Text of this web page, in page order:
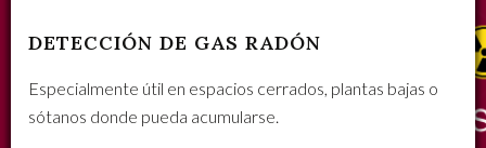
DETECCIÓN DE GAS RADÓN
Especialmente útil en espacios cerrados, plantas bajas o
sótanos donde pueda acumularse.